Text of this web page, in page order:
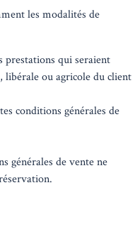
les modalités de
prestations qui seraient
libérale ou agricole du client
conditions générales de
générales de vente ne